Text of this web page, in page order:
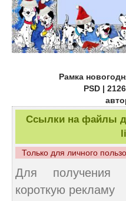
Рамка
PSD |
Ссылки на файлы
Только для личного
Для получения
короткую рекламу